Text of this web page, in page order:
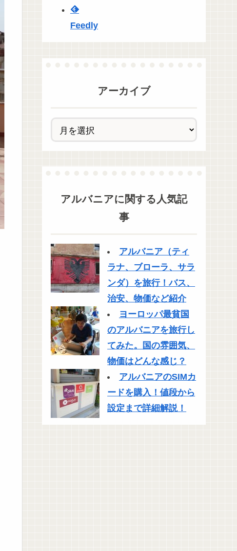
Feedly
アーカイブ
アルバニアに関する人気記
事
アルバニア（ティ
ラナ、ブローラ、サラ
ンダ）を旅行！バス、
治安、物価など紹介
ヨーロッパ最貧国
のアルバニアを旅行し
てみた。国の雰囲気、
物価はどんな感じ？
アルバニアのSIMカ
ードを購入！値段から
設定まで詳細解説！